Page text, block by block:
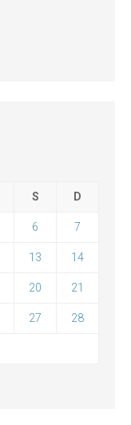
S D
6 7
13 14
20 21
27 28